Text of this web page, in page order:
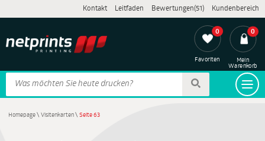
Kontakt Leitfaden Bewertungen(51) Kundenbereich
0
Favoriten
0
Mein
Warenkorb
Homepage\ Visitenkarten\ Seite 63